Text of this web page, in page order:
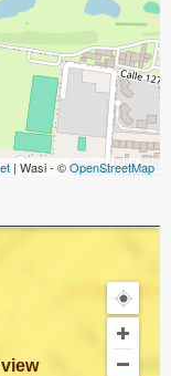
| Wasi - ©OpenStreetMap